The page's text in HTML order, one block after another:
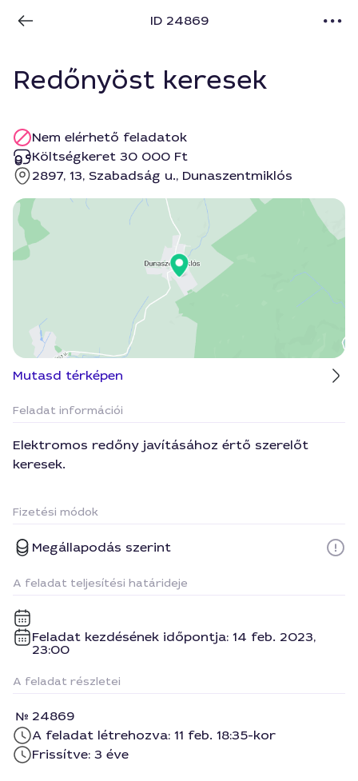
ID 24869
Redőnyöst keresek
Nem elérhető feladatok
Költségkeret 30 000 Ft
2897, 13, Szabadság u., Dunaszentmiklós
Mutasd térképen
Feladat információi
Elektromos redőny javításához értő szerelőt
keresek.
Fizetési módok
Megállapodás szerint
A feladat teljesítési határideje
Feladat kezdésének időpontja: 14 feb. 2023,
23:00
A feladat részletei
24869
A feladat létrehozva: 11 feb. 18:35-kor
Frissítve: 3 éve